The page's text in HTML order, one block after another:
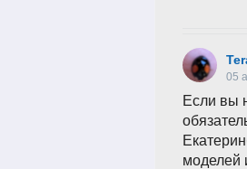
05
Если вы
моделей